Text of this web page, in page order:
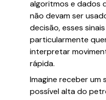
algoritmos e dados
não devam ser
decisão, esses
particularmente
interpretar
rápida.
Imagine receber um
possível alta do